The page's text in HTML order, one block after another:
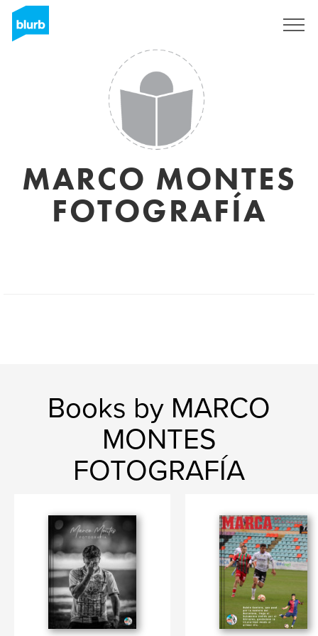
MARCO MONTES
FOTOGRAFÍA
Books by MARCO
MONTES
FOTOGRAFÍA